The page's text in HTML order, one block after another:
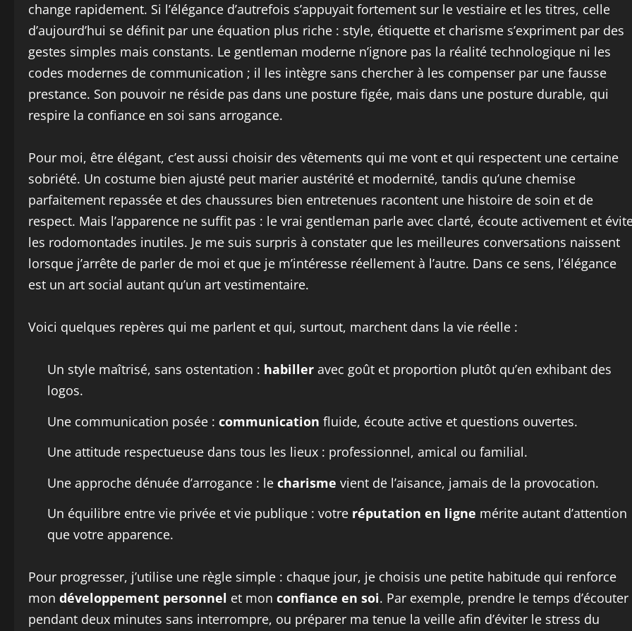
change rapidement. Si l’élégance d’autrefois s’appuyait fortement sur le vestiaire et les titres, celle
d’aujourd’hui se définit par une équation plus riche : style, étiquette et charisme s’expriment par des
gestes simples mais constants. Le gentleman moderne n’ignore pas la réalité technologique ni les
codes modernes de communication ; il les intègre sans chercher à les compenser par une fausse
prestance. Son pouvoir ne réside pas dans une posture figée, mais dans une posture durable, qui
respire la confiance en soi sans arrogance.
Pour moi, être élégant, c’est aussi choisir des vêtements qui me vont et qui respectent une certaine
sobriété. Un costume bien ajusté peut marier austérité et modernité, tandis qu’une chemise
parfaitement repassée et des chaussures bien entretenues racontent une histoire de soin et de
respect. Mais l’apparence ne suffit pas : le vrai gentleman parle avec clarté, écoute activement et
les rodomontades inutiles. Je me suis surpris à constater que les meilleures conversations naissent
lorsque j’arrête de parler de moi et que je m’intéresse réellement à l’autre. Dans ce sens, l’élégance
est un art social autant qu’un art vestimentaire.
Voici quelques repères qui me parlent et qui, surtout, marchent dans la vie réelle :
Un style maîtrisé, sans ostentation : habiller avec goût et proportion plutôt qu’en exhibant des
logos.
Une communication posée : communication fluide, écoute active et questions ouvertes.
Une attitude respectueuse dans tous les lieux : professionnel, amical ou familial.
Une approche dénuée d’arrogance : le charisme vient de l’aisance, jamais de la provocation.
Un équilibre entre vie privée et vie publique : votre réputation en ligne mérite autant d’attention
que votre apparence.
Pour progresser, j’utilise une règle simple : chaque jour, je choisis une petite habitude qui renforce
mon développement personnel et mon confiance en soi. Par exemple, prendre le temps d’écouter
pendant deux minutes sans interrompre, ou préparer ma tenue la veille afin d’éviter le stress du